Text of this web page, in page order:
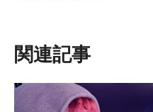
シ
ョ
ン
類似投稿